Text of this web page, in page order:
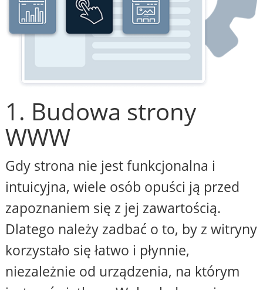
1. Budowa strony
WWW
Gdy strona nie jest funkcjonalna i
intuicyjna, wiele osób opuści ją przed
zapoznaniem się z jej zawartością.
Dlatego należy zadbać o to, by z witryny
korzystało się łatwo i płynnie,
niezależnie od urządzenia, na którym